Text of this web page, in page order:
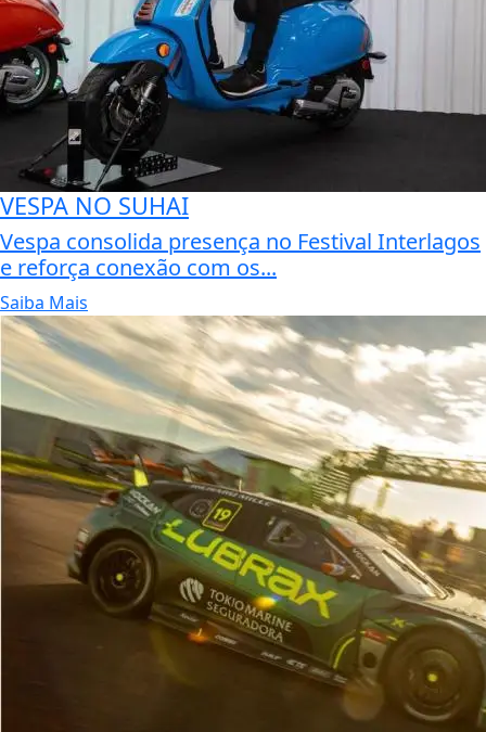
VESPA NO SUHAI
Vespa consolida presença no Festival Interlagos
e reforça conexão com os...
Saiba Mais